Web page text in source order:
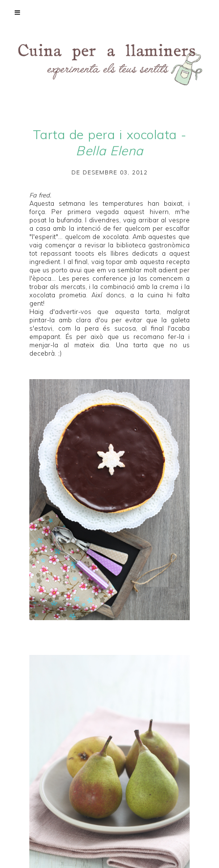
Tarta de pera i xocolata -
Bella Elena
DE DESEMBRE 03, 2012
Fa fred.
Aquesta setmana les temperatures han baixat, i
força. Per primera vegada aquest hivern, m'he
posat la bufanda. I divendres, vaig arribar al vespre
a casa amb la intenció de fer quelcom per escalfar
"l'esperit"... quelcom de xocolata. Amb aquestes que
vaig començar a revisar la biblioteca gastronòmica
tot repassant tooots els llibres dedicats a aquest
ingredient. I al final, vaig topar amb aquesta recepta
que us porto avui que em va semblar molt adient per
l'època... Les peres conference ja las comencem a
trobar als mercats, i la combinació amb la crema i la
xocolata prometia. Així doncs, a la cuina hi falta
gent!
Haig d'advertir-vos que aquesta tarta, malgrat
pintar-la amb clara d'ou per evitar que la galeta
s'estovi, com la pera és sucosa, al final l'acaba
empapant. És per això que us recomano fer-la i
menjar-la al mateix dia. Una tarta que no us
decebrà. ;)